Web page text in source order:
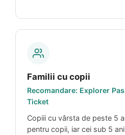
Familii cu copii
Recomandare: Explorer
Ticket
Copiii cu vârsta de peste 5
pentru copii, iar cei sub 5